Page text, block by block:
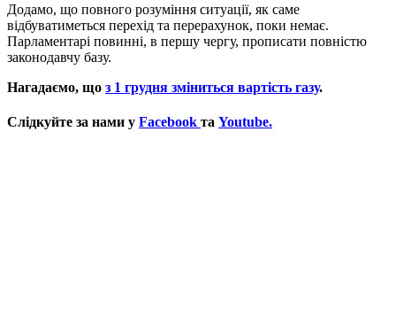
Додамо, що повного розуміння ситуації, як саме
відбуватиметься перехід та перерахунок, поки немає.
Парламентарі повинні, в першу чергу, прописати повністю
законодавчу базу.
Нагадаємо, що з 1 грудня зміниться вартість газу.
Слідкуйте за нами у Facebook та Youtube.